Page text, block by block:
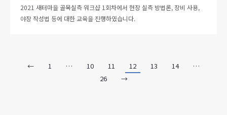
2021 새터마을 골목실측 워크샵 1회차에서 현장 실측 방법론, 장비 사용,
야장 작성법 등에 대한 교육을 진행하였습니다.
← 1 … 10 11 12 13 14
…
26
→